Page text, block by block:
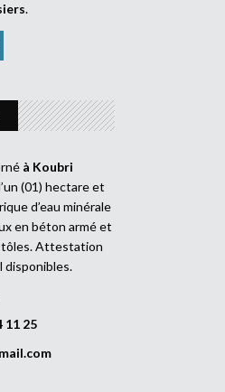
.
à Koubri
(01) hectare et
d’eau minérale
en béton armé et
Attestation
disponibles.
11 25